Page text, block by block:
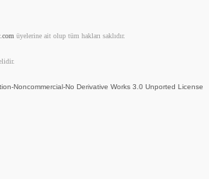
.com üyelerine ait olup tüm hakları saklıdır.
Noncommercial-No Derivative Works 3.0 Unported License